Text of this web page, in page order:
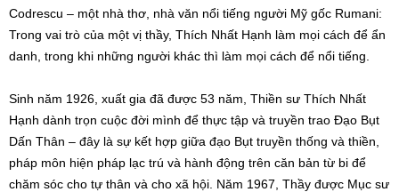
Codrescu – một nhà thơ, nhà văn nổi tiếng người Mỹ gốc Rumani:
Trong vai trò của một vị thầy, Thích Nhất Hạnh làm mọi cách để ẩn
danh, trong khi những người khác thì làm mọi cách để nổi tiếng.
Sinh năm 1926, xuất gia đã được 53 năm, Thiền sư Thích Nhất
Hạnh dành trọn cuộc đời mình để thực tập và truyền trao Đạo Bụt
Dấn Thân – đây là sự kết hợp giữa đạo Bụt truyền thống và thiền,
pháp môn hiện pháp lạc trú và hành động trên căn bản từ bi để
chăm sóc cho tự thân và cho xã hội. Năm 1967, Thầy được Mục sư